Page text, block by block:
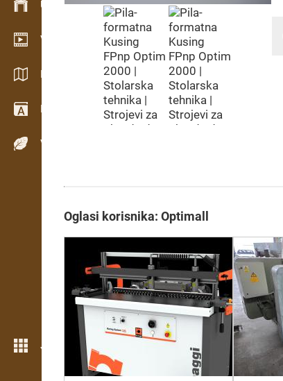
Upravljanje zalihama
Video showroom
Katalozi / Brošure
Rječnik
Vrste drva
Još opcija
Oglasi korisnika: Optimall